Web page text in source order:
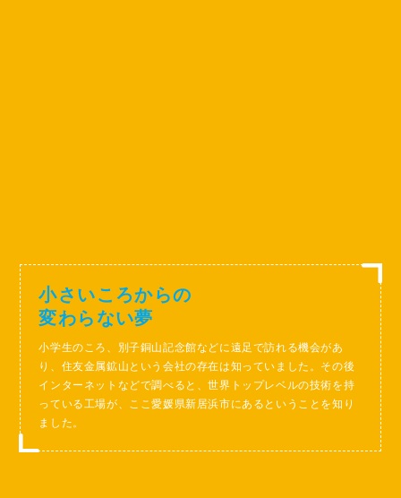
小さいころからの
変わらない夢
小学生のころ、別子銅山記念館などに遠足で訪れる機会があ
り、住友金属鉱山という会社の存在は知っていました。その後
インターネットなどで調べると、世界トップレベルの技術を持
っている工場が、ここ愛媛県新居浜市にあるということを知り
ました。